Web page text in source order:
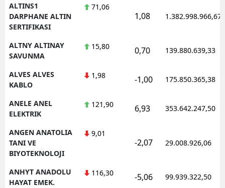
ALTINS1
DARPHANE ALTIN
SERTIFIKASI
71,06
1,08 1.382.998.966,67
ALTNY ALTINAY
SAVUNMA
15,80 0,70 139.880.639,33
ALVES ALVES
KABLO
1,98 -1,00 175.850.365,38
ANELE ANEL
ELEKTRIK
121,90 6,93 353.642.247,50
ANGEN ANATOLIA
TANI VE
BIYOTEKNOLOJI
9,01
-2,07 29.008.926,06
ANHYT ANADOLU
HAYAT EMEK.
116,30 -5,06 99.939.322,50